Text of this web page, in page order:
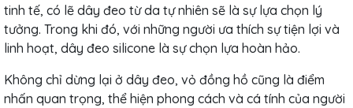
tinh tế, có lẽ dây đeo từ da tự nhiên sẽ là sự lựa chọn lý
tưởng. Trong khi đó, với những người ưa thích sự tiện lợi và
linh hoạt, dây đeo silicone là sự chọn lựa hoàn hảo.
Không chỉ dừng lại ở dây đeo, vỏ đồng hồ cũng là điểm
nhấn quan trọng, thể hiện phong cách và cá tính của người